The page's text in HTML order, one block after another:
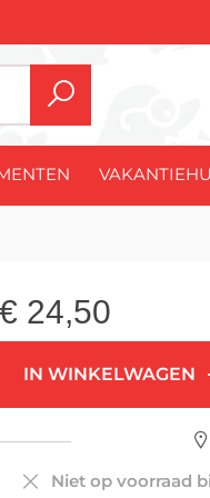
€ 24,50
IN WINKELWAGEN
Niet op voorraad